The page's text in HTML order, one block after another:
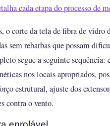
cada etapa do processo de
o corte da tela de fibra de vidro
sem rebarbas que possam
segue a seguinte sequência:
nos locais apropriados,
estrutural, ajuste dos
contra o vento.